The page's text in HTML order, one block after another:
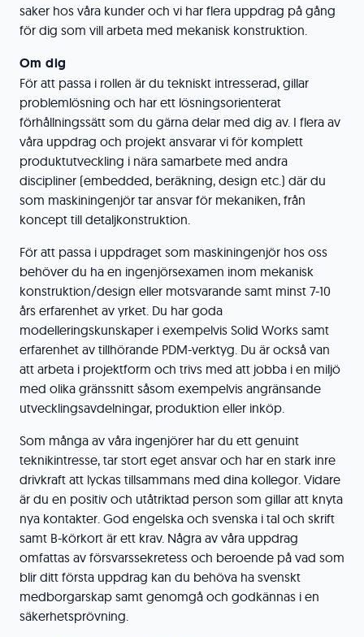
saker hos våra kunder och vi har flera uppdrag på gång
för dig som vill arbeta med mekanisk konstruktion.
Om dig
För att passa i rollen är du tekniskt intresserad, gillar
problemlösning och har ett lösningsorienterat
förhållningssätt som du gärna delar med dig av. I flera av
våra uppdrag och projekt ansvarar vi för komplett
produktutveckling i nära samarbete med andra
discipliner (embedded, beräkning, design etc.) där du
som maskiningenjör tar ansvar för mekaniken, från
koncept till detaljkonstruktion.
För att passa i uppdraget som maskiningenjör hos oss
behöver du ha en ingenjörsexamen inom mekanisk
konstruktion/design eller motsvarande samt minst 7-10
års erfarenhet av yrket. Du har goda
modelleringskunskaper i exempelvis Solid Works samt
erfarenhet av tillhörande PDM-verktyg. Du är också van
att arbeta i projektform och trivs med att jobba i en miljö
med olika gränssnitt såsom exempelvis angränsande
utvecklingsavdelningar, produktion eller inköp.
Som många av våra ingenjörer har du ett genuint
teknikintresse, tar stort eget ansvar och har en stark inre
drivkraft att lyckas tillsammans med dina kollegor. Vidare
är du en positiv och utåtriktad person som gillar att knyta
nya kontakter. God engelska och svenska i tal och skrift
samt B-körkort är ett krav. Några av våra uppdrag
omfattas av försvarssekretess och beroende på vad som
blir ditt första uppdrag kan du behöva ha svenskt
medborgarskap samt genomgå och godkännas i en
säkerhetsprövning.